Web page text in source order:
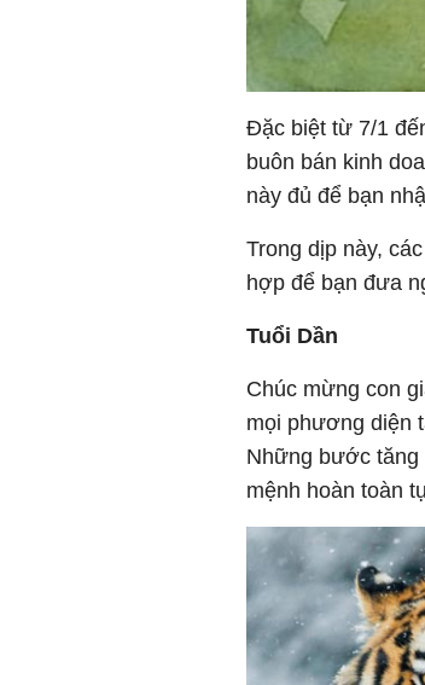
Đặc biệt từ 7/1
buôn bán kinh
này đủ để bạn
Trong dịp này,
hợp để bạn đưa
Tuổi Dần
Chúc mừng con
mọi phương diện
Những bước tăng
mệnh hoàn toàn